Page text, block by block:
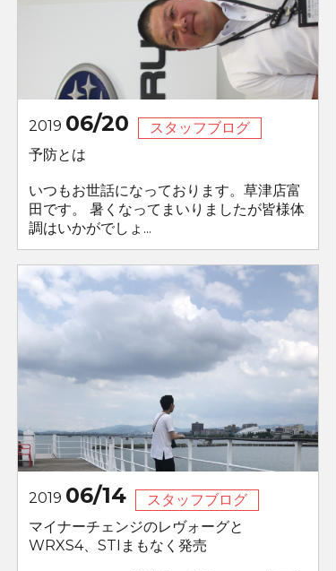
2019 06/20
スタッフブログ
予防とは
いつもお世話になっております。草津店富
田です。 暑くなってまいりましたが皆様体
調はいかがでしょ...
2019 06/14
スタッフブログ
マイナーチェンジのレヴォーグと
WRXS4、STIまもなく発売